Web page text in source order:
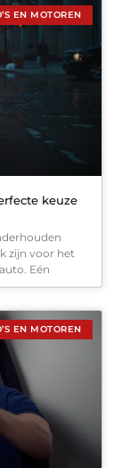
EN MOTOREN
keuze
zijn voor het
Eén
EN MOTOREN